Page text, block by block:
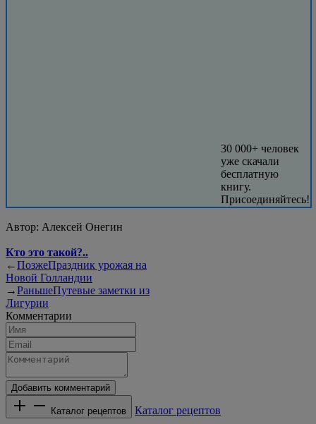
30 000+ человек
уже скачали
бесплатную
книгу.
Присоединяйтесь!
Автор: Алексей Онегин
Кто это такой?..
←ПозжеПраздник урожая на
Новой Голландии
→РаньшеПутевые заметки из
Лигурии
Комментарии
Добавить комментарий
Каталог рецептов Каталог рецептов